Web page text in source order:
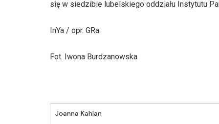
się w siedzibie lubelskiego oddziału Instytutu
InYa / opr. GRa
Fot. Iwona Burdzanowska
Joanna Kahlan